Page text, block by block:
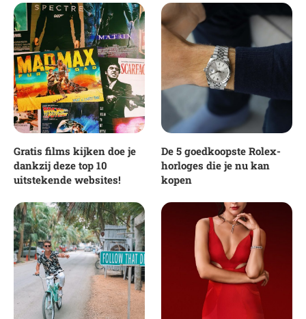
Gratis films kijken doe je
dankzij deze top 10
uitstekende websites!
De 5 goedkoopste Rolex-
horloges die je nu kan
kopen